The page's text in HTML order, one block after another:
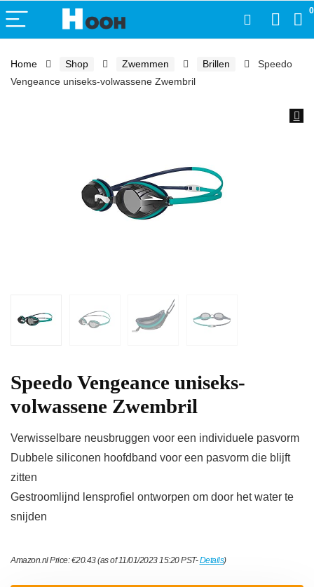
0
Home Shop Zwemmen Brillen
Speedo
Vengeance uniseks-volwassene Zwembril
Speedo Vengeance uniseks-
volwassene Zwembril
Verwisselbare neusbruggen voor een individuele pasvorm
Dubbele siliconen hoofdband voor een pasvorm die blijft
zitten
Gestroomlijnd lensprofiel ontworpen om door het water te
snijden
Amazon.nl Price:€20.43(as of 11/01/2023 15:20 PST-Details)